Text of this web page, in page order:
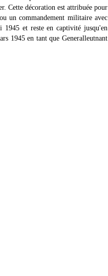
Cette décoration est attribuée pour
un commandement militaire avec
1945 et reste en captivité jusqu'en
1945 en tant que Generalleutnant